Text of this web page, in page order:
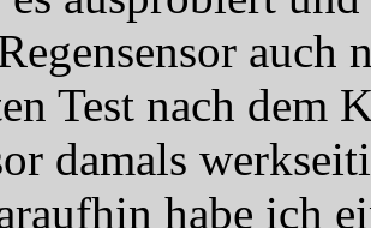
auch
Test nach dem
damals
habe ich